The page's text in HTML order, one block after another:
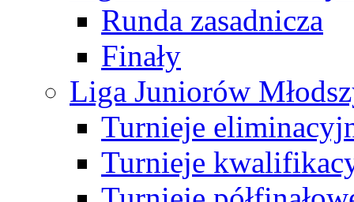
Runda zasadnicza
Finały
Liga Juniorów
Turnieje
Turnieje